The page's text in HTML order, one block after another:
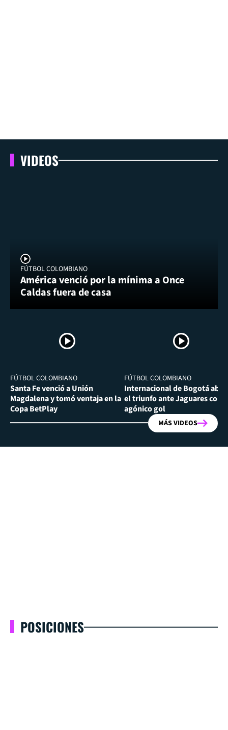
VIDEOS
FÚTBOL COLOMBIANO
América venció por la mínima a Once
Caldas fuera de casa
FÚTBOL COLOMBIANO
Santa Fe venció a Unión
Magdalena y tomó ventaja en la
Copa BetPlay
FÚTBOL COLOMBIANO
Internacional de Bogotá
el triunfo ante Jaguares con
agónico gol
MÁS VIDEOS
POSICIONES